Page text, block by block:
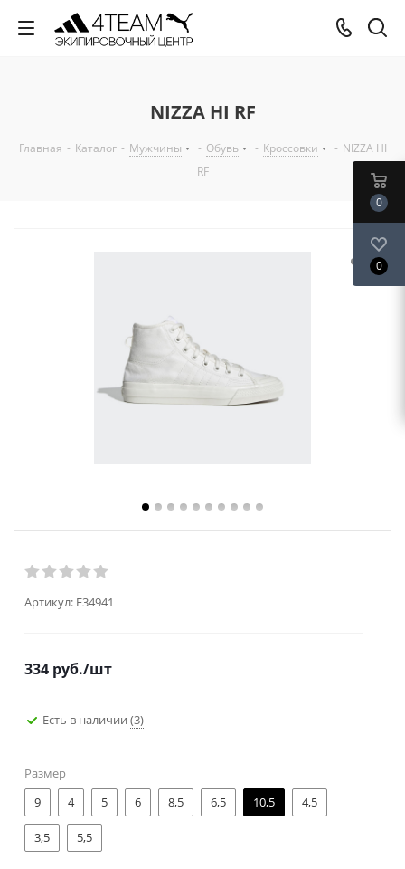
NIZZA HI RF
Главная - Каталог - Мужчины - Обувь - Кроссовки - NIZZA HI
RF
Артикул: F34941
334 руб./шт
Есть в наличии (3)
Размер
9
4 5 6 8,5 6,5 10,5 4,5
3,5 5,5
0
0